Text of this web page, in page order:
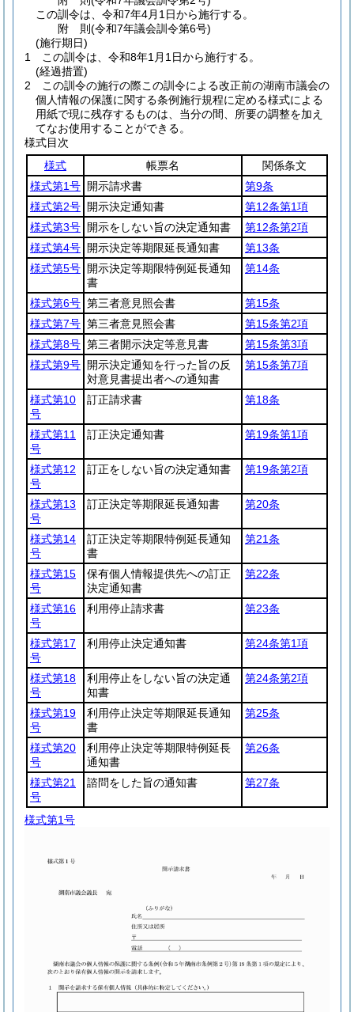
この訓令は、令和7年4月1日から施行する。
附 則(令和7年議会訓令第6号)
(施行期日)
1
この訓令は、令和8年1月1日から施行する。
(経過措置)
2
この訓令の施行の際この訓令による改正前の湖南市議会の
個人情報の保護に関する条例施行規程に定める様式による
用紙で現に残存するものは、当分の間、所要の調整を加え
てなお使用することができる。
様式目次
様式
帳票名
関係条文
様式第1号 開示請求書
第9条
様式第2号 開示決定通知書
第12条第1項
様式第3号 開示をしない旨の決定通知書
第12条第2項
様式第4号 開示決定等期限延長通知書
第13条
様式第5号 開示決定等期限特例延長通知
書
第14条
様式第6号 第三者意見照会書
第15条
様式第7号 第三者意見照会書
第15条第2項
様式第8号 第三者開示決定等意見書
第15条第3項
様式第9号 開示決定通知を行った旨の反
対意見書提出者への通知書
第15条第7項
様式第10
号
訂正請求書 第18条
様式第11
号
訂正決定通知書 第19条第1項
様式第12
号
訂正をしない旨の決定通知書 第19条第2項
様式第13
号
訂正決定等期限延長通知書 第20条
様式第14
号
訂正決定等期限特例延長通知
書
第21条
様式第15
号
保有個人情報提供先への訂正
決定通知書
第22条
様式第16
号
利用停止請求書 第23条
様式第17
号
利用停止決定通知書 第24条第1項
様式第18
号
利用停止をしない旨の決定通
知書
第24条第2項
様式第19
号
利用停止決定等期限延長通知
書
第25条
様式第20
号
利用停止決定等期限特例延長
通知書
第26条
様式第21
号
諮問をした旨の通知書 第27条
様式第1号